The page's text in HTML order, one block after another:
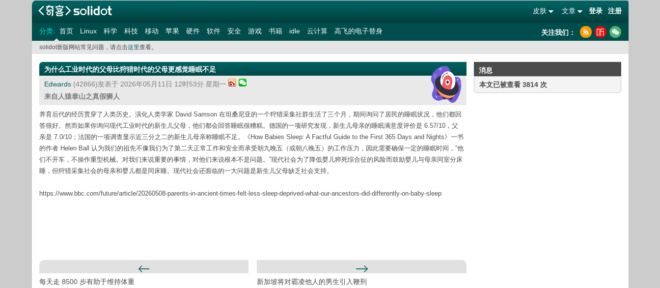
登录 注册
文章
皮肤
分类: 首页 Linux 科学 科技 移动 苹果 硬件 软件 安全 游戏 书籍 idle 云计算 高飞的电子替身 关注我们：
solidot新版网站常见问题，请点击这里查看。
消息
本文已被查看 3814 次
为什么工业时代的父母比狩猎时代的父母更感觉睡眠不足
Edwards(42866)发表于 2026年05月11日 12时53分 星期一
来自人猿泰山之真假狮人
养育后代的经历贯穿了人类历史。演化人类学家 David Samson 在坦桑尼亚的一个狩猎采集社群生活了三个月，期间询问了居民的睡眠状况，他们都回
答很好。然而如果你询问现代工业时代的新生儿父母，他们都会回答睡眠很糟糕。德国的一项研究发现，新生儿母亲的睡眠满意度评价是 6.57/10，父
亲是 7.0/10；法国的一项调查显示近三分之二的新生儿母亲称睡眠不足。《How Babies Sleep: A Factful Guide to the First 365 Days and Nights》一书
的作者 Helen Ball 认为我们的祖先不像我们为了第二天正常工作和安全而承受朝九晚五（或朝八晚五）的工作压力，因此需要确保一定的睡眠时间，“他
们不开车，不操作重型机械。对我们来说重要的事情，对他们来说根本不是问题。”现代社会为了降低婴儿猝死综合征的风险而鼓励婴儿与母亲同室分床
睡，但狩猎采集社会的母亲和婴儿都是同床睡。现代社会还面临的一大问题是新生儿父母缺乏社会支持。
https://www.bbc.com/future/article/20260508-parents-in-ancient-times-felt-less-sleep-deprived-what-our-ancestors-did-differently-on-baby-sleep
每天走 8500 步有助于维持体重 新加坡将对霸凌他人的男生引入鞭刑